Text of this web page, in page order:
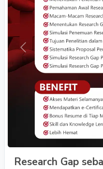
Previous
Research Gap